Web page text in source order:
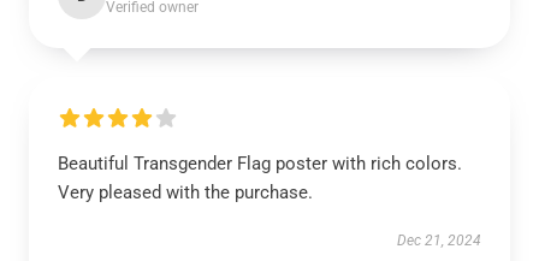
Verified owner
Beautiful Transgender Flag poster with rich colors.
Very pleased with the purchase.
Dec 21, 2024